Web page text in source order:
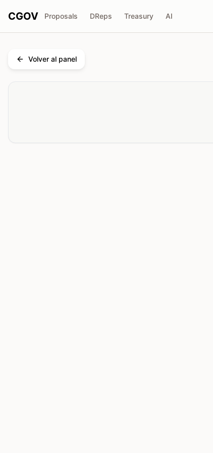
CGOV Proposals DReps Treasury AI
Volver al panel